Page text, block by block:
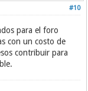
#10
para el foro
con un costo de
contribuir para